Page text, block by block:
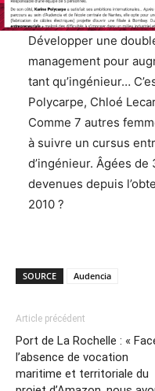
Développer une
management pour
tant qu’ingénieur…
Polycarpe, Chloé
Comme 7 autres
à suivre un cursus
d’ingénieur. Âgées
devenues depuis
2010 ?
SOURCE Audencia
Article précédent
Port de La Rochelle : «
l’absence de vocation
maritime et territoriale du